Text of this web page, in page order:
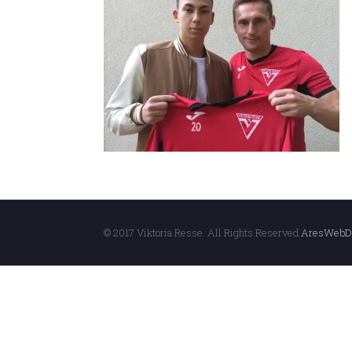
© 2017 Viktoria Resse. All Rights Reserved.